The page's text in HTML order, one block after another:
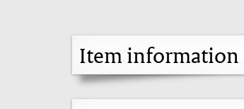
Item information